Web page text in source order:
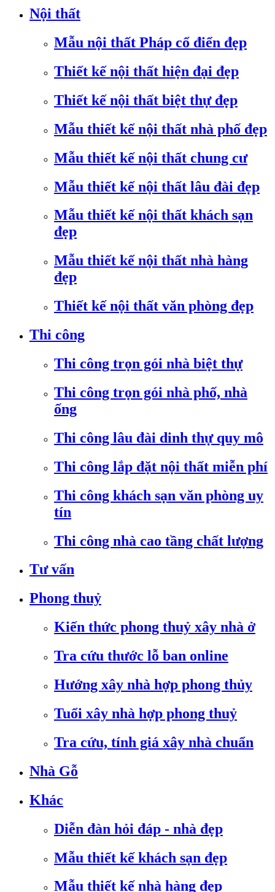
Nội thất
Mẫu nội thất Pháp cổ điển đẹp
Thiết kế nội thất hiện đại đẹp
Thiết kế nội thất biệt thự đẹp
Mẫu thiết kế nội thất nhà phố đẹp
Mẫu thiết kế nội thất chung cư
Mẫu thiết kế nội thất lâu đài đẹp
Mẫu thiết kế nội thất khách sạn
đẹp
Mẫu thiết kế nội thất nhà hàng
đẹp
Thiết kế nội thất văn phòng đẹp
Thi công
Thi công trọn gói nhà biệt thự
Thi công trọn gói nhà phố, nhà
ống
Thi công lâu đài dinh thự quy mô
Thi công lắp đặt nội thất miễn phí
Thi công khách sạn văn phòng uy
tín
Thi công nhà cao tầng chất lượng
Tư vấn
Phong thuỷ
Kiến thức phong thuỷ xây nhà ở
Tra cứu thước lỗ ban online
Hướng xây nhà hợp phong thủy
Tuổi xây nhà hợp phong thuỷ
Tra cứu, tính giá xây nhà chuẩn
Nhà Gỗ
Khác
Diễn đàn hỏi đáp - nhà đẹp
Mẫu thiết kế khách sạn đẹp
Mẫu thiết kế nhà hàng đẹp